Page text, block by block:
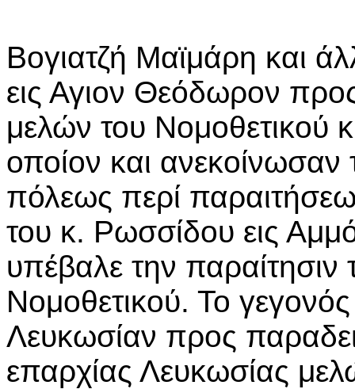
Βογιατζή Μαϊμάρη και
εις Αγιον Θεόδωρον
μελών του
οποίον και
πόλεως περί
του κ. Ρωσσίδου εις
υπέβαλε την παραίτησιν
Νομοθετικού. Το
Λευκωσίαν προς
επαρχίας Λευκωσίας